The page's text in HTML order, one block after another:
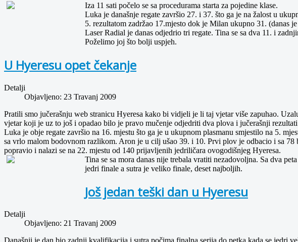
Iza 11 sati počelo se sa procedurama starta za pojedine klase.
Luka je današnje regate završio 27. i 37. što ga je na žalost u
5. rezultatom zadržao 17.mjesto dok je Milan ukupno 31. (danas
Laser Radial je danas odjedrio tri regate. Tina se sa dva 11. i
Poželimo joj što bolji uspjeh.
U Hyeresu opet čekanje
Detalji
Objavljeno: 23 Travanj 2009
Pratili smo jučerašnju web stranicu Hyeresa kako bi vidjeli je li taj vjetar više zapuhao.
vjetar koji je uz to još i opadao bilo je pravo mučenje odjedriti dva plova i jučerašnji
Luka je obje regate završio na 16. mjestu što ga je u ukupnom plasmanu smjestilo na 5.
sa vrlo malom bodovnom razlikom. Aron je u cilj ušao 39. i 10. Prvi plov je odbacio i sa
popravio i nalazi se na 22. mjestu od 140 prijavljenih jedriličara ovogodišnjeg Hyeresa.
Tina se sa mora danas nije trebala vratiti nezadovoljna. Sa dva
jedri finale a sutra je veliko finale, deset najboljih.
Još jedan teški dan u Hyeresu
Detalji
Objavljeno: 21 Travanj 2009